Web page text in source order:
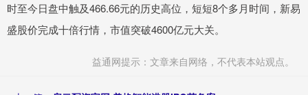
时至今日盘中触及466.66元的历史高位，短短8个多月时间，新易
盛股价完成十倍行情，市值突破4600亿元大关。
益通网提示：文章来自网络，不代表本站观点。